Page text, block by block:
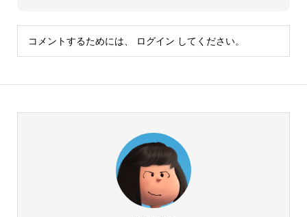
コメントするためには、 ログイン してください。